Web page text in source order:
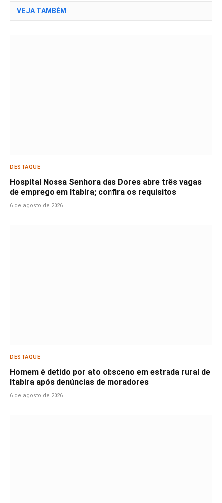
VEJA TAMBÉM
DESTAQUE
Hospital Nossa Senhora das Dores abre três vagas
de emprego em Itabira; confira os requisitos
6 de agosto de 2026
DESTAQUE
Homem é detido por ato obsceno em estrada rural de
Itabira após denúncias de moradores
6 de agosto de 2026